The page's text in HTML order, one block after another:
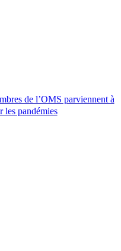
de l’OMS parviennent à
les pandémies